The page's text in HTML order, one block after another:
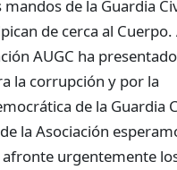
de la Guardia
de cerca al Cuerpo.
AUGC ha
la corrupción y por la
de la Guardia
la Asociación
urgentemente